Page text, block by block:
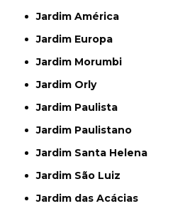
Jardim América
Jardim Europa
Jardim Morumbi
Jardim Orly
Jardim Paulista
Jardim Paulistano
Jardim Santa Helena
Jardim São Luiz
Jardim das Acácias